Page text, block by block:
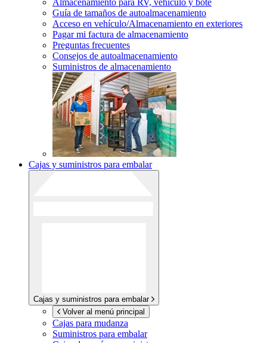
Guía de tamaños de autoalmacenamiento
Acceso en vehículo/Almacenamiento en exteriores
Pagar mi factura de almacenamiento
Preguntas frecuentes
Consejos de autoalmacenamiento
Suministros de almacenamiento
Cajas y suministros para embalar
Cajas y suministros para embalar
Volver al menú principal
Cajas para mudanza
Suministros para embalar